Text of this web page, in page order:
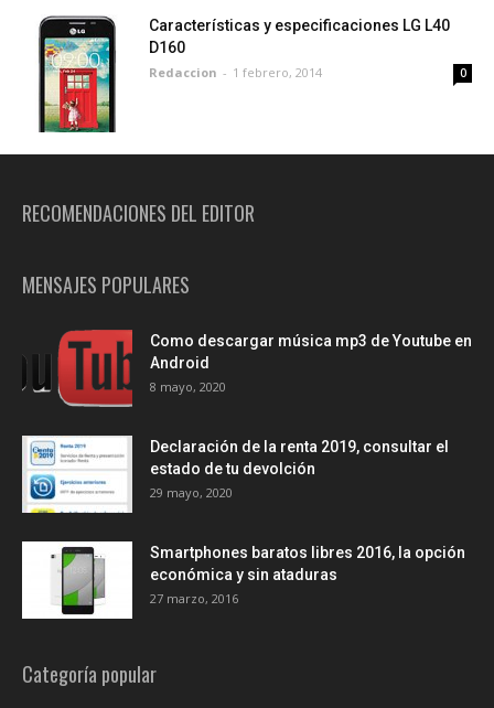
Características y especificaciones LG L40
D160
Redaccion - 1 febrero, 2014 0
RECOMENDACIONES DEL EDITOR
MENSAJES POPULARES
Como descargar música mp3 de Youtube en
Android
8 mayo, 2020
Declaración de la renta 2019, consultar el
estado de tu devolción
29 mayo, 2020
Smartphones baratos libres 2016, la opción
económica y sin ataduras
27 marzo, 2016
Categoría popular